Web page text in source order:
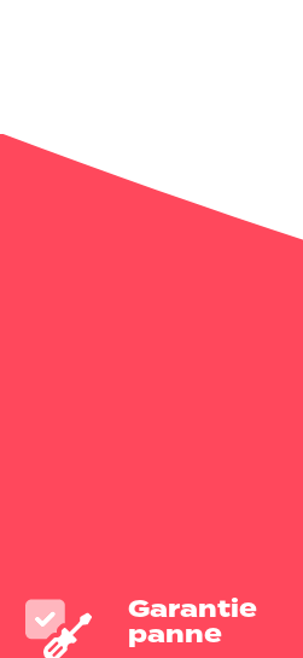
Garantie
panne